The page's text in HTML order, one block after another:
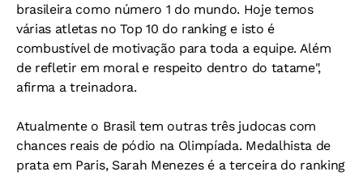
brasileira como número 1 do mundo. Hoje temos
várias atletas no Top 10 do ranking e isto é
combustível de motivação para toda a equipe. Além
de refletir em moral e respeito dentro do tatame",
afirma a treinadora.
Atualmente o Brasil tem outras três judocas com
chances reais de pódio na Olimpíada. Medalhista de
prata em Paris, Sarah Menezes é a terceira do ranking